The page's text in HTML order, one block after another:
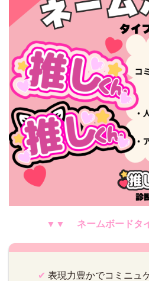
▼▼ ネームボードタ
✔︎ 表現力豊かでコミニュ